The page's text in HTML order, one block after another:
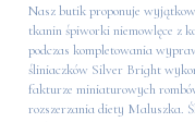
Nasz butik proponuje
tkanin śpiworki niemowlęce z
podczas kompletowania
śliniaczków Silver Bright
fakturze miniaturowych
rozszerzania diety Maluszka.